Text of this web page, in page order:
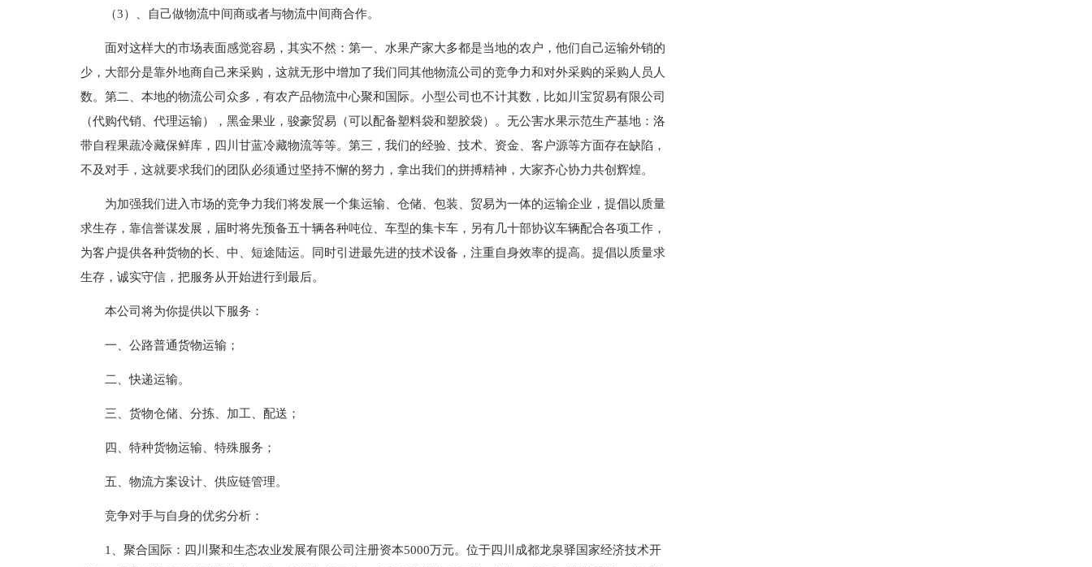
（3）、自己做物流中间商或者与物流中间商合作。
面对这样大的市场表面感觉容易，其实不然：第一、水果产家大多都是当地的农户，他们自己运输外销的
少，大部分是靠外地商自己来采购，这就无形中增加了我们同其他物流公司的竞争力和对外采购的采购人员人
数。第二、本地的物流公司众多，有农产品物流中心聚和国际。小型公司也不计其数，比如川宝贸易有限公司
（代购代销、代理运输），黑金果业，骏豪贸易（可以配备塑料袋和塑胶袋）。无公害水果示范生产基地：洛
带自程果蔬冷藏保鲜库，四川甘蓝冷藏物流等等。第三，我们的经验、技术、资金、客户源等方面存在缺陷，
不及对手，这就要求我们的团队必须通过坚持不懈的努力，拿出我们的拼搏精神，大家齐心协力共创辉煌。
为加强我们进入市场的竞争力我们将发展一个集运输、仓储、包装、贸易为一体的运输企业，提倡以质量
求生存，靠信誉谋发展，届时将先预备五十辆各种吨位、车型的集卡车，另有几十部协议车辆配合各项工作，
为客户提供各种货物的长、中、短途陆运。同时引进最先进的技术设备，注重自身效率的提高。提倡以质量求
生存，诚实守信，把服务从开始进行到最后。
本公司将为你提供以下服务：
一、公路普通货物运输；
二、快递运输。
三、货物仓储、分拣、加工、配送；
四、特种货物运输、特殊服务；
五、物流方案设计、供应链管理。
竞争对手与自身的优劣分析：
1、聚合国际：四川聚和生态农业发展有限公司注册资本5000万元。位于四川成都龙泉驿国家经济技术开